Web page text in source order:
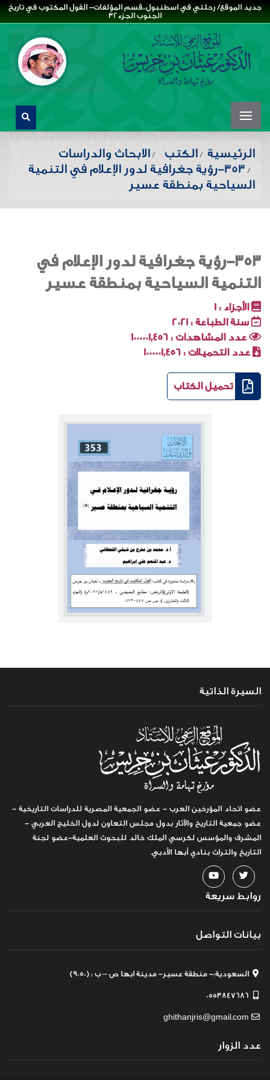
جديد الموقع/ رحلتي في اسطنبول،،قسم المؤلفات- القول المكتوب في تاريخ
الجنوب الجزء32
الرئيسية الكتب
الابحاث والدراسات
353-رؤية جغرافية لدور الإعلام في التنمية
السياحية بمنطقة عسير
353-رؤية جغرافية لدور الإعلام في
التنمية السياحية بمنطقة عسير
الأجزاء : 1
سنة الطباعة : 2021
عدد المشاهدات : 1000001٬456
عدد التحميلات : 1000001٬456
تحميل الكتاب
السيرة الذاتية
عضو اتحاد المؤرخين العرب - عضو الجمعية المصرية للدراسات التاريخية -
عضو جمعية التاريخ والآثار بدول مجلس التعاون لدول الخليج العربي -
المشرف والمؤسس لكرسي الملك خالد للبحوث العلمية-عضو لجنة
التاريخ والتراث بنادي أبها الأدبي.
روابط سريعة
بيانات التواصل
السعودية:- منطقة عسير- مدينة ابها ص – ب : (9050)
0553847686
ghithanjris@gmail.com
عدد الزوار